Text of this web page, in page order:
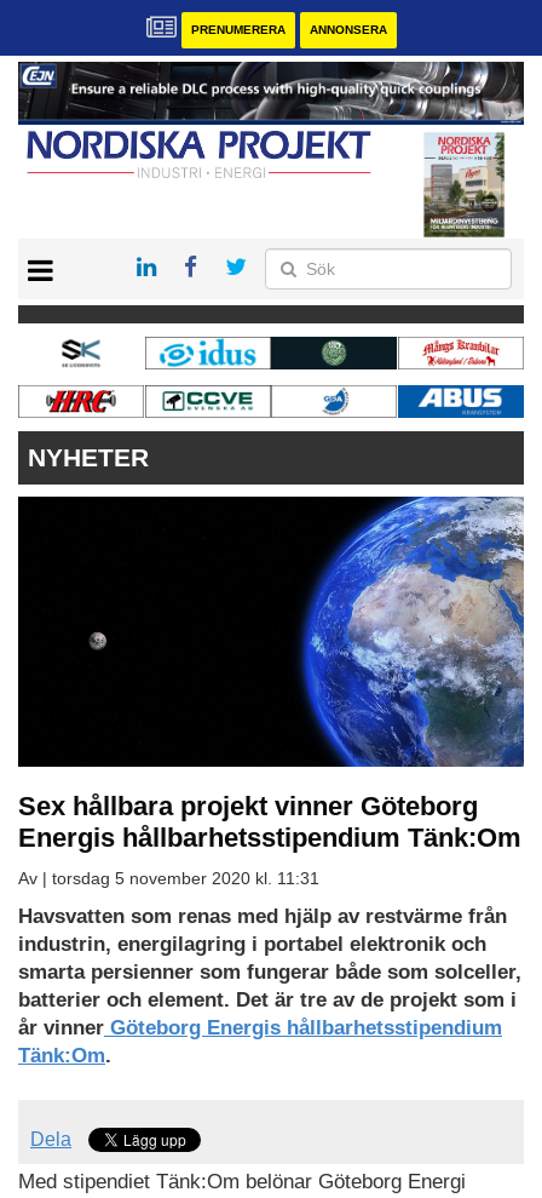
PRENUMERERA ANNONSERA
KONTAKT
VÅRA ANDRA MAGASIN
PRENUMERERA
ANNONSERA
NYHETER
Sex hållbara projekt vinner Göteborg
Energis hållbarhetsstipendium Tänk:Om
Av | torsdag 5 november 2020 kl. 11:31
Havsvatten som renas med hjälp av restvärme från
industrin, energilagring i portabel elektronik och
smarta persienner som fungerar både som solceller,
batterier och element. Det är tre av de projekt som i
år vinner Göteborg Energis hållbarhetsstipendium
Tänk:Om.
Dela
Med stipendiet Tänk:Om belönar Göteborg Energi